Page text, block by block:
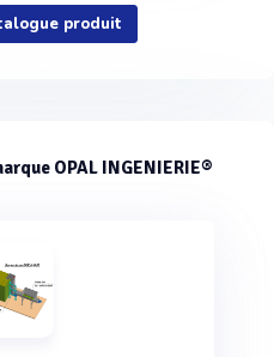
produit
OPAL INGENIERIE®